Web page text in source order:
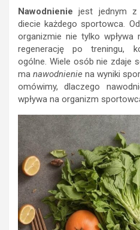
Nawodnienie jest jednym z
diecie każdego sportowca.
organizmie nie tylko
regenerację po treningu,
ogólne. Wiele osób nie zdaje
ma nawodnienie na wyniki
omówimy, dlaczego
wpływa na organizm